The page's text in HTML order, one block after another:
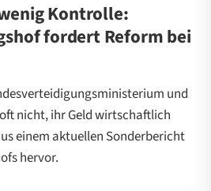
Kontrolle:
fordert Reform bei
und
nicht, ihr Geld wirtschaftlich
einem aktuellen Sonderbericht
hervor.